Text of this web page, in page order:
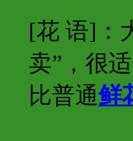
[花 语]：
卖”，很
比普通鲜